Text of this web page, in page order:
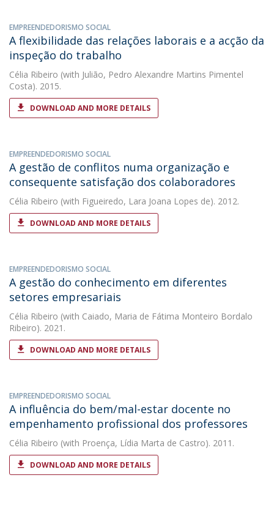
EMPREENDEDORISMO SOCIAL
A flexibilidade das relações laborais e a acção da
inspeção do trabalho
Célia Ribeiro (with Julião, Pedro Alexandre Martins Pimentel
Costa). 2015.
DOWNLOAD AND MORE DETAILS
EMPREENDEDORISMO SOCIAL
A gestão de conflitos numa organização e
consequente satisfação dos colaboradores
Célia Ribeiro (with Figueiredo, Lara Joana Lopes de). 2012.
DOWNLOAD AND MORE DETAILS
EMPREENDEDORISMO SOCIAL
A gestão do conhecimento em diferentes
setores empresariais
Célia Ribeiro (with Caiado, Maria de Fátima Monteiro Bordalo
Ribeiro). 2021.
DOWNLOAD AND MORE DETAILS
EMPREENDEDORISMO SOCIAL
A influência do bem/mal-estar docente no
empenhamento profissional dos professores
Célia Ribeiro (with Proença, Lídia Marta de Castro). 2011.
DOWNLOAD AND MORE DETAILS